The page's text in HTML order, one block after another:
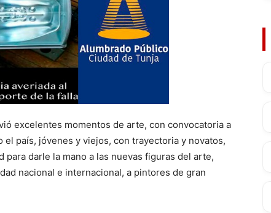
excelentes momentos de arte, con convocatoria a
país, jóvenes y viejos, con trayectoria y novatos,
para darle la mano a las nuevas figuras del arte,
nacional e internacional, a pintores de gran